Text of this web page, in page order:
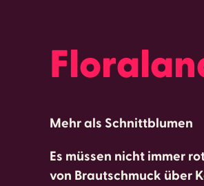
Mehr als Schnittblumen
Es müssen nicht immer
von Brautschmuck über